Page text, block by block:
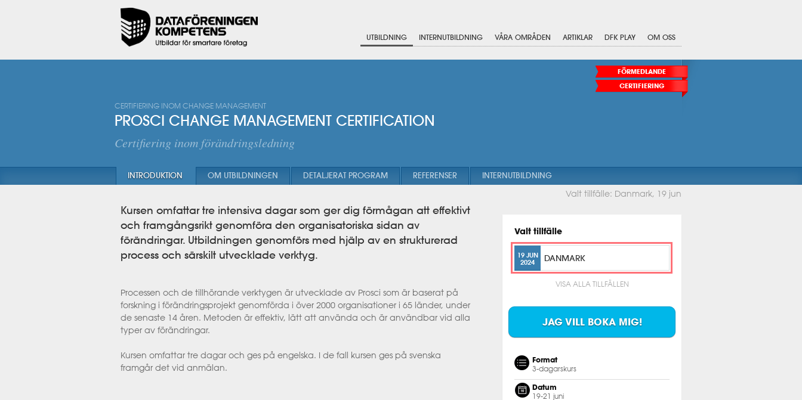
UTBILDNING INTERNUTBILDNING VÅRA OMRÅDEN ARTIKLAR DFK PLAY OM OSS
CERTIFIERING INOM CHANGE MANAGEMENT
PROSCI CHANGE MANAGEMENT CERTIFICATION
Certifiering inom förändringsledning
FÖRMEDLANDE
CERTIFIERING
INTRODUKTION OM UTBILDNINGEN DETALJERAT PROGRAM REFERENSER INTERNUTBILDNING
Valt tillfälle: Danmark, 19 jun
Kursen omfattar tre intensiva dagar som ger dig förmågan att effektivt
och framgångsrikt genomföra den organisatoriska sidan av
förändringar. Utbildningen genomförs med hjälp av en strukturerad
process och särskilt utvecklade verktyg.
Processen och de tillhörande verktygen är utvecklade av Prosci som är baserat på
forskning i förändringsprojekt genomförda i över 2000 organisationer i 65 länder, under
de senaste 14 åren. Metoden är effektiv, lätt att använda och är användbar vid alla
typer av förändringar.
Kursen omfattar tre dagar och ges på engelska. I de fall kursen ges på svenska
framgår det vid anmälan.
Valt tillfälle
19 JUN
2024
DANMARK
VISA ALLA TILLFÄLLEN
JAG VILL BOKA MIG!
Format
3-dagarskurs
Datum
19-21 juni